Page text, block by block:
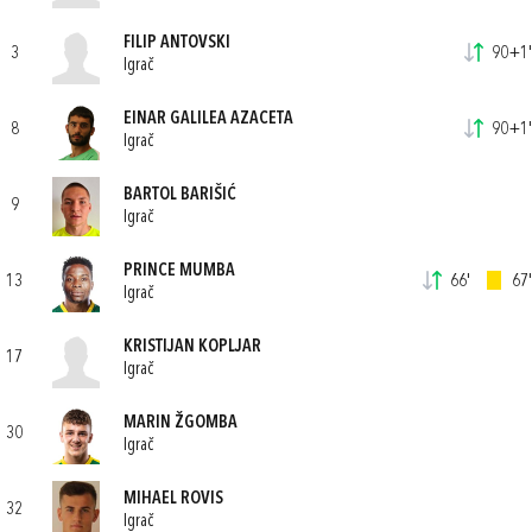
3
FILIP ANTOVSKI
Igrač
90+1'
8
EINAR GALILEA AZACETA
Igrač
90+1'
9
BARTOL BARIŠIĆ
Igrač
13
PRINCE MUMBA
Igrač
66' 67'
17
KRISTIJAN KOPLJAR
Igrač
30
MARIN ŽGOMBA
Igrač
32
MIHAEL ROVIS
Igrač